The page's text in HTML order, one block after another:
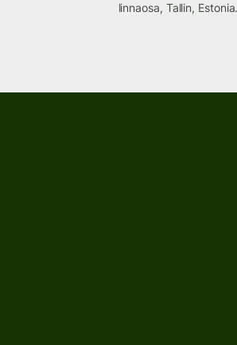
linnaosa, Tallin, Estonia.